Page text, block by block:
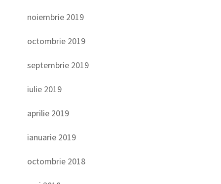
noiembrie 2019
octombrie 2019
septembrie 2019
iulie 2019
aprilie 2019
ianuarie 2019
octombrie 2018